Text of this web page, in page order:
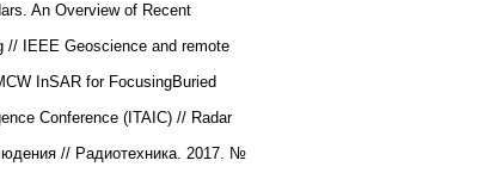
An Overview of Recent
// IEEE Geoscience and remote
InSAR for FocusingBuried
Conference (ITAIC) // Radar
// Радиотехника. 2017. №